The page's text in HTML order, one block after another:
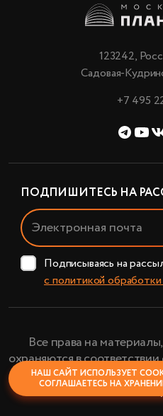
123242,
Садовая-
+7 495
ПОДПИШИТЕСЬ НА
Подписываясь на
с политикой
Все права на
охраняются в
том числе, об
АО
НАШ САЙТ ИСПОЛЬЗУЕТ
СОГЛАШАЕТЕСЬ НА